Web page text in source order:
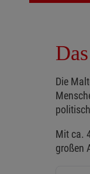
Die
Mit ca.
großen